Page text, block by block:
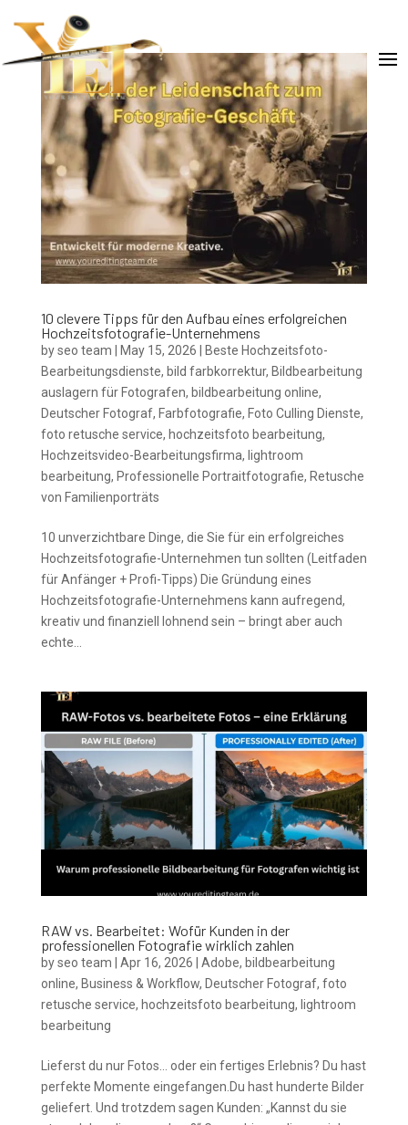
10 clevere Tipps für den Aufbau eines erfolgreichen
Hochzeitsfotografie-Unternehmens
byseo team May 15, 2026
Beste Hochzeitsfoto-
Bearbeitungsdienste, bild farbkorrektur, Bildbearbeitung
auslagern für Fotografen, bildbearbeitung online,
Deutscher Fotograf, Farbfotografie, Foto Culling Dienste,
foto retusche service, hochzeitsfoto bearbeitung,
Hochzeitsvideo-Bearbeitungsfirma, lightroom
bearbeitung, Professionelle Portraitfotografie, Retusche
von Familienporträts
10 unverzichtbare Dinge, die Sie für ein erfolgreiches
Hochzeitsfotografie-Unternehmen tun sollten (Leitfaden
für Anfänger + Profi-Tipps) Die Gründung eines
Hochzeitsfotografie-Unternehmens kann aufregend,
kreativ und finanziell lohnend sein – bringt aber auch
echte...
RAW vs. Bearbeitet: Wofür Kunden in der
professionellen Fotografie wirklich zahlen
byseo team Apr 16, 2026 Adobe, bildbearbeitung
online, Business & Workflow, Deutscher Fotograf, foto
retusche service, hochzeitsfoto bearbeitung, lightroom
bearbeitung
Lieferst du nur Fotos… oder ein fertiges Erlebnis? Du hast
perfekte Momente eingefangen.Du hast hunderte Bilder
geliefert. Und trotzdem sagen Kunden: „Kannst du sie